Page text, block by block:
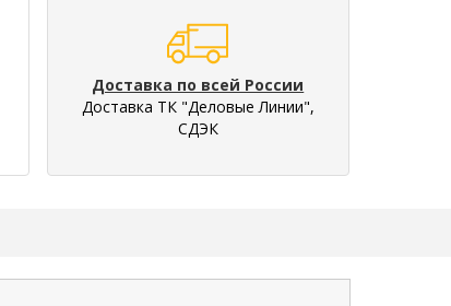
Доставка по всей России
Доставка ТК "Деловые Линии",
СДЭК